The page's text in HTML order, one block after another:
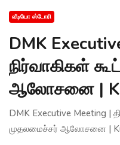
வீடியோ ஸ்டோரி
DMK
நிர்வாகிகள்
ஆலோசனை |
DMK Executive Meeting |
முதலமைச்சர் ஆலோசனை |